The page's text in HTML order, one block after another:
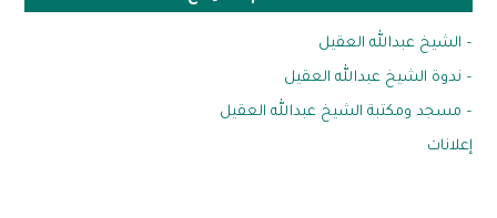
– الشيخ عبدالله العقيل
– ندوة الشيخ عبدالله العقيل
– مسجد ومكتبة الشيخ عبدالله العقيل
إعلانات